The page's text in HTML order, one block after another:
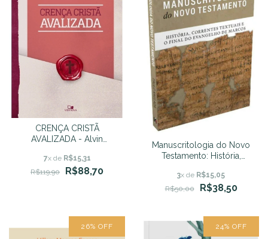
CRENÇA CRISTÃ
AVALIZADA - Alvin
7x de R$15,31
R$119,90
R$88,70
Manuscritologia do Novo
Testamento: História,
do Evangelho de Marcos
(Paulo Anglada)
3x de R$15,05
R$50,00
R$38,50
26% OFF 24% OFF